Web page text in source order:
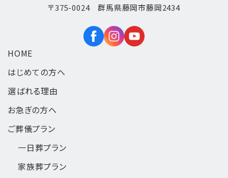
〒375-0024 群馬県藤岡市藤岡2434
HOME
はじめての方へ
選ばれる理由
お急ぎの方へ
ご葬儀プラン
一日葬プラン
家族葬プラン